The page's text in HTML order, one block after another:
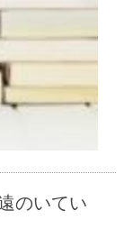
のいてい